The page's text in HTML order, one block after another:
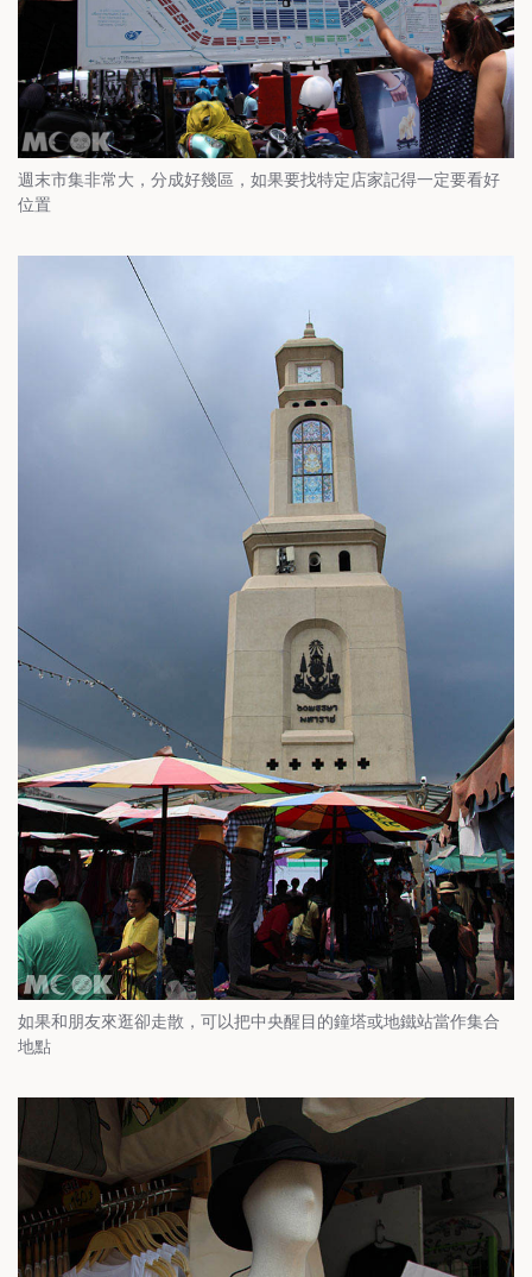
週末市集非常大，分成好幾區，如果要找特定店家記得一定要看好
位置
如果和朋友來逛卻走散，可以把中央醒目的鐘塔或地鐵站當作集合
地點